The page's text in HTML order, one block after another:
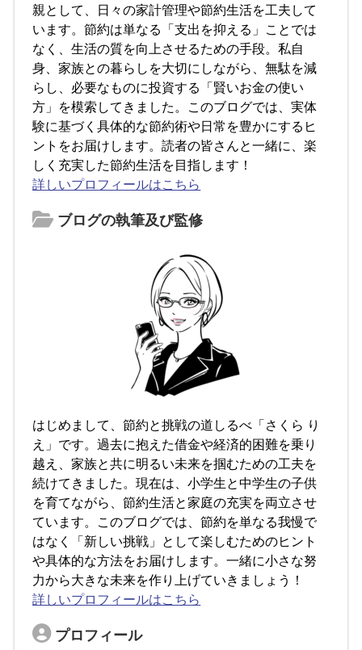
親として、日々の家計管理や節約生活を工夫して
います。節約は単なる「支出を抑える」ことでは
なく、生活の質を向上させるための手段。私自
身、家族との暮らしを大切にしながら、無駄を減
らし、必要なものに投資する「賢いお金の使い
方」を模索してきました。このブログでは、実体
験に基づく具体的な節約術や日常を豊かにするヒ
ントをお届けします。読者の皆さんと一緒に、楽
しく充実した節約生活を目指します！
詳しいプロフィールはこちら
ブログの執筆及び監修
はじめまして、節約と挑戦の道しるべ「さくら り
え」です。過去に抱えた借金や経済的困難を乗り
越え、家族と共に明るい未来を掴むための工夫を
続けてきました。現在は、小学生と中学生の子供
を育てながら、節約生活と家庭の充実を両立させ
ています。このブログでは、節約を単なる我慢で
はなく「新しい挑戦」として楽しむためのヒント
や具体的な方法をお届けします。一緒に小さな努
力から大きな未来を作り上げていきましょう！
詳しいプロフィールはこちら
プロフィール